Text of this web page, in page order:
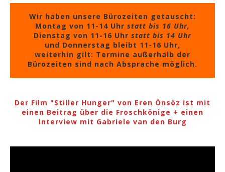
Wir haben unsere Bürozeiten getauscht:
Montag von 11-14 Uhr statt bis 16 Uhr,
Dienstag von 11-16 Uhr statt bis 14 Uhr
und Donnerstag bleibt 11-16 Uhr,
weiterhin gilt: Termine außerhalb der
Bürozeiten sind nach Absprache möglich.
Der Film "Stiller Hunger" von Eren Önsöz ist mit
einen Beitrag über die Froschkönige + einen
Interview mit Gabriele van den Burg